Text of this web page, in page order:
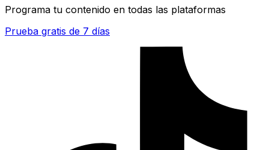
Programa tu contenido en todas las plataformas
Prueba gratis de 7 días